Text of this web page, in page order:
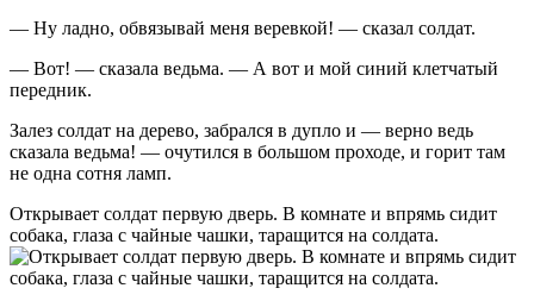
— Ну ладно, обвязывай меня веревкой! — сказал солдат.
— Вот! — сказала ведьма. — А вот и мой синий клетчатый
передник.
Залез солдат на дерево, забрался в дупло и — верно ведь
сказала ведьма! — очутился в большом проходе, и горит там
не одна сотня ламп.
Открывает солдат первую дверь. В комнате и впрямь сидит
собака, глаза с чайные чашки, таращится на солдата.